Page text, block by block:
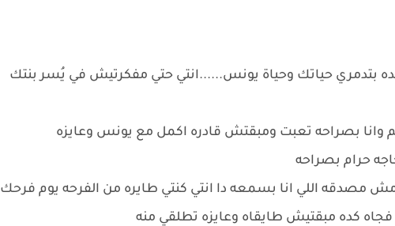
كده بتدمري حياتك وحياة يونس......انتي حتي مفكرتيش في يُسر بنتك
وانا بصراحه تعبت ومبقتش قادره اكمل مع يونس وعايزه
حرام بصراحه
مش مصدقه اللي انا بسمعه دا انتي كنتي طايره من الفرحه يوم فرحك
كده مبقتيش طايقاه وعايزه تطلقي منه